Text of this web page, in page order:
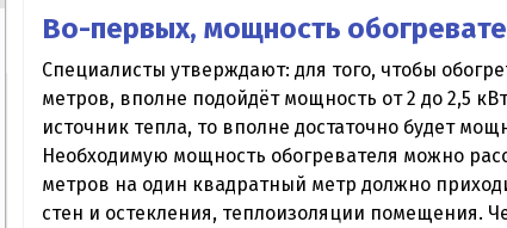
Во-первых, мощность
Специалисты утверждают: для того, чтобы
метров, вполне подойдёт мощность от 2 до 2,5
источник тепла, то вполне достаточно будет
Необходимую мощность обогревателя можно
метров на один квадратный метр должно
стен и остекления, теплоизоляции помещения.